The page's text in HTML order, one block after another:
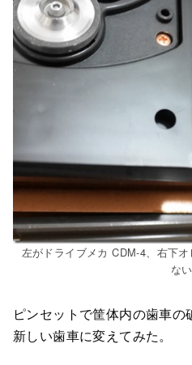
左がドライブメカ CDM-4、右下
ない
ピンセットで筐体内の歯車
新しい歯車に変えてみた。